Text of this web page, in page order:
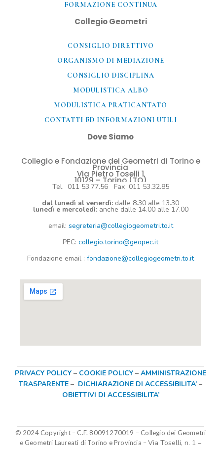
FORMAZIONE CONTINUA
Collegio Geometri
CONSIGLIO DIRETTIVO
ORGANISMO DI MEDIAZIONE
CONSIGLIO DISCIPLINA
MODULISTICA ALBO
MODULISTICA PRATICANTATO
CONTATTI ED INFORMAZIONI UTILI​
Dove Siamo
Collegio e Fondazione dei Geometri di Torino e
Provincia
Via Pietro Toselli 1
10129 – Torino (TO)
Tel. 011 53.77.56 Fax 011 53.32.85
dal lunedì al venerdì: dalle 8.30 alle 13.30
lunedì e mercoledì: anche dalle 14.00 alle 17.00
email: segreteria@collegiogeometri.to.it
PEC: collegio.torino@geopec.it
Fondazione email : fondazione@collegiogeometri.to.it
PRIVACY POLICY – COOKIE POLICY – AMMINISTRAZIONE
TRASPARENTE – DICHIARAZIONE DI ACCESSIBILITA’ –
OBIETTIVI DI ACCESSIBILITA’
© 2024 Copyright – C.F. 80091270019 – Collegio dei Geometri
e Geometri Laureati di Torino e Provincia –Via Toselli, n. 1 –